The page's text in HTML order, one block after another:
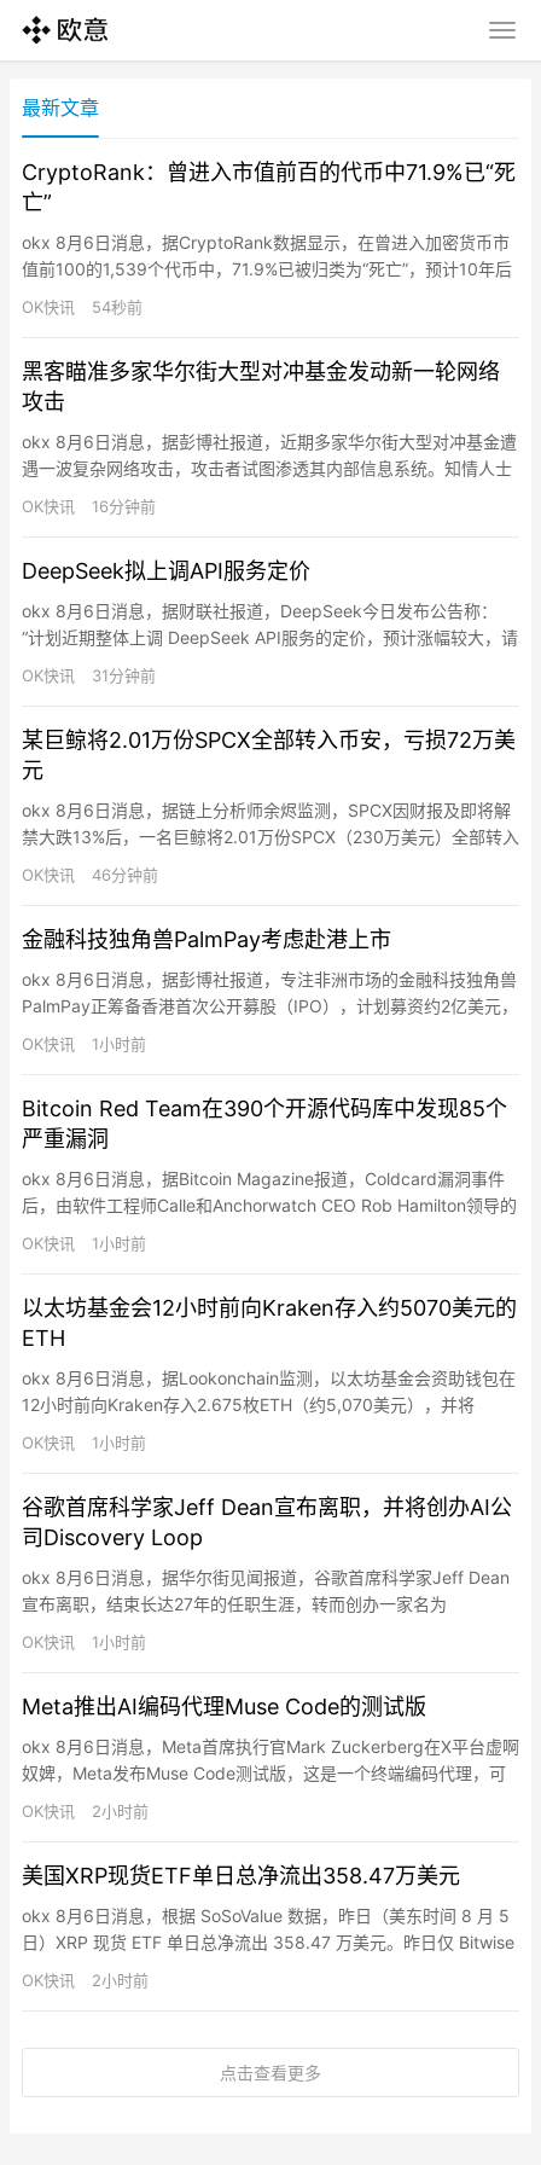
最新文章
CryptoRank：曾进入市值前百的代币中71.9%已“死
亡”
okx 8月6日消息，据CryptoRank数据显示，在曾进入加密货币市
值前100的1,539个代币中，71.9%已被归类为“死亡”，预计10年后
死亡率达84.7%，而代币中位寿命仅为2年4个月。CryptoRank将
“死亡”定义为从主要交易所下架且日交易量低于1万美元超过90
OK快讯 54秒前
黑客瞄准多家华尔街大型对冲基金发动新一轮网络
攻击
okx 8月6日消息，据彭博社报道，近期多家华尔街大型对冲基金遭
遇一波复杂网络攻击，攻击者试图渗透其内部信息系统。知情人士
透露，Point72资产管理公司已于周三告知投资者其受到攻击，初
步迹象显示客户信息未被盗取，公司仍在进一步审查中。
及多家私募股权公司…
OK快讯 16分钟前
DeepSeek拟上调API服务定价
okx 8月6日消息，据财联社报道，DeepSeek今日发布公告称：
“计划近期整体上调 DeepSeek API服务的定价，预计涨幅较大，请
合理安排您的使用。具体方案以正式通知为准。”
OK快讯 31分钟前
某巨鲸将2.01万份SPCX全部转入币安，亏损72万美
元
okx 8月6日消息，据链上分析师余烬监测，SPCX因财报及即将解
禁大跌13%后，一名巨鲸将2.01万份SPCX（230万美元）全部转入
Binance割肉，亏损72万美元（-24%）。该巨鲸在7月初以150美
元价格从Binance提出这些SPCX。
OK快讯 46分钟前
金融科技独角兽PalmPay考虑赴港上市
okx 8月6日消息，据彭博社报道，专注非洲市场的金融科技独角兽
PalmPay正筹备香港首次公开募股（IPO），计划募资约2亿美元，
投后估值超10亿美元，正式跻身独角兽行列。这一布局使其与尼日
利亚同业巨头OPay形成上市竞速格局（OPay正推进美股IPO）。
支付服务商，核心依托PalmPar…
OK快讯 1小时前
Bitcoin Red Team在390个开源代码库中发现85个
严重漏洞
okx 8月6日消息，据Bitcoin Magazine报道，Coldcard漏洞事件
后，由软件工程师Calle和Anchorwatch CEO Rob Hamilton领导的
Bitcoin Red Team已获得资助，投入超4万美元AI代币对390多个
开源代码库进行安全审计。截至最新更新，团队已在27.5小时内提
OK快讯 1小时前
以太坊基金会12小时前向Kraken存入约5070美元的
ETH
okx 8月6日消息，据Lookonchain监测，以太坊基金会资助钱包在
12小时前向Kraken存入2.675枚ETH（约5,070美元），并将
578.38枚ETH（约108万美元）转移至一个新的Gnosis Safe
Proxy钱包。
OK快讯 1小时前
谷歌首席科学家Jeff Dean宣布离职，并将创办AI公
司Discovery Loop
okx 8月6日消息，据华尔街见闻报道，谷歌首席科学家Jeff Dean
宣布离职，结束长达27年的任职生涯，转而创办一家名为
Discovery Loop的AI初创公司，专注于自动化科学研究流程。与他
同行的还有三位谷歌资深科学家Oriol Vinyals、Quoc Le和Sanjay
Alpha…
OK快讯 1小时前
Meta推出AI编码代理Muse Code的测试版
okx 8月6日消息，Meta首席执行官Mark Zuckerberg在X平台虚啊
奴婢，Meta发布Muse Code测试版，这是一个终端编码代理，可
处理大型代码库中的完整软件工程任务，包括规划变更、编写代码
和验证结果。Muse Code由编码模型Muse Spark 1.2驱动，运行多
功能记录每个模…
OK快讯 2小时前
美国XRP现货ETF单日总净流出358.47万美元
okx 8月6日消息，根据 SoSoValue 数据，昨日（美东时间 8 月 5
日）XRP 现货 ETF 单日总净流出 358.47 万美元。昨日仅 Bitwise
XRP ETF(XRP) 净流出，单日净流出 358.47 万美元，目前历史总
净流入达 5.07 亿美元。截至发稿前，XRP 现货 ETF 总资产净值为
OK快讯 2小时前
点击查看更多